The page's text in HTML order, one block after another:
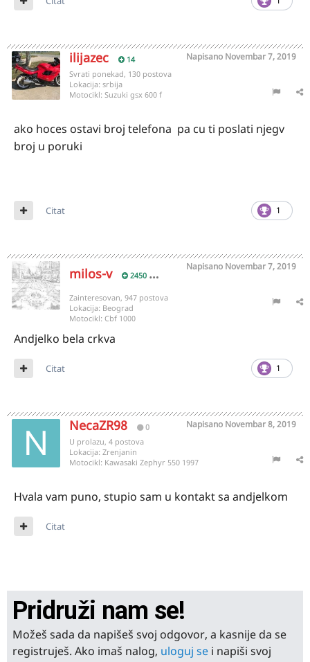
ilijazec 14 Napisano Novembar 7, 2019
Svrati ponekad, 130 postova
Lokacija: srbija
Motocikl: Suzuki gsx 600 f
ako hoces ostavi broj telefona pa cu ti poslati njegv
broj u poruki
1
Citat
milos-v 2450
Napisano Novembar 7, 2019
Zainteresovan, 947 postova
Lokacija: Beograd
Motocikl: Cbf 1000
Andjelko bela crkva
1
Citat
NecaZR98 0 Napisano Novembar 8, 2019
U prolazu, 4 postova
Lokacija: Zrenjanin
Motocikl: Kawasaki Zephyr 550 1997
Hvala vam puno, stupio sam u kontakt sa andjelkom
Citat
Pridruži nam se!
Možeš sada da napišeš svoj odgovor, a kasnije da se
registruješ. Ako imaš nalog, uloguj se i napiši svoj